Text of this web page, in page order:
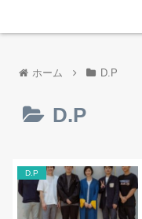
ホーム D.P
D.P
D.P